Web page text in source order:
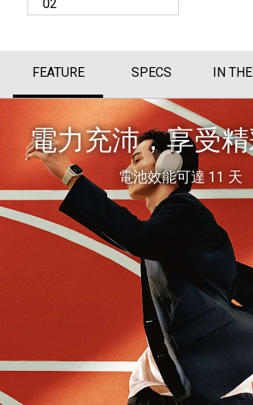
FEATURE SPECS IN
電力充沛，享受
電池效能可達 11 天